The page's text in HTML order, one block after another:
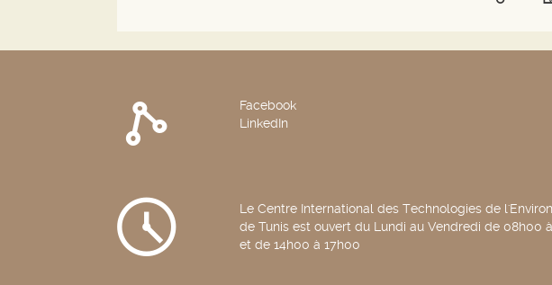
Facebook
LinkedIn
Le Centre International des Technologies de
de Tunis est ouvert du Lundi au Vendredi de 08h00
et de 14h00 à 17h00